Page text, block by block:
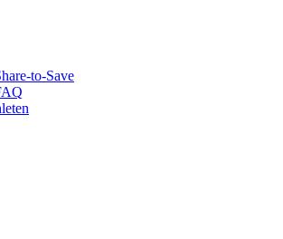
to-Save